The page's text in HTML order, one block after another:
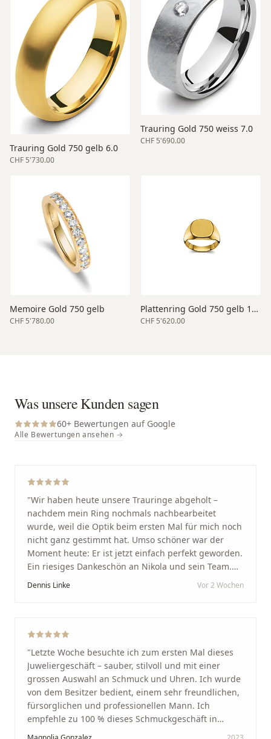
Trauring Gold 750 gelb 6.0
CHF 5'730.00
Trauring Gold 750 weiss 7.0
CHF 5'690.00
Memoire Gold 750 gelb
CHF 5'780.00
Plattenring Gold 750 gelb 14 x 14 mm
CHF 5'620.00
Was unsere Kunden sagen
60+ Bewertungen auf Google
Alle Bewertungen ansehen →
"Wir haben heute unsere Trauringe abgeholt –
nachdem mein Ring nochmals nachbearbeitet
wurde, weil die Optik beim ersten Mal für mich noch
nicht ganz gestimmt hat. Umso schöner war der
Moment heute: Er ist jetzt einfach perfekt geworden.
Ein riesiges Dankeschön an Nikola und sein Team.
Vom ersten Termin an wurden wir jedes Mal
Arbeit und seine Kunden wirklich am Herzen liegen.
Wer Unikate, handwerkliche Qualität, persönlichen
Service und echte Herzlichkeit schätzt, ist hier genau
richtig."
Dennis Linke Vor 2 Wochen
"Letzte Woche besuchte ich zum ersten Mal dieses
Juweliergeschäft – sauber, stilvoll und mit einer
grossen Auswahl an Schmuck und Uhren. Ich wurde
von dem Besitzer bedient, einem sehr freundlichen,
fürsorglichen und professionellen Mann. Ich
empfehle zu 100 % dieses Schmuckgeschäft in
Schaffhausen. Ich selbst war sehr zufrieden und